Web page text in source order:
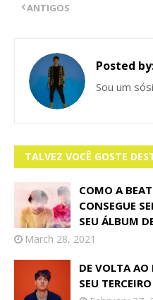
ANTIGOS
Posted
Sou um
TALVEZ VOCÊ GOSTE
COMO A
CONSEGUE
SEU ÁLBUM
March 28, 2021
DE VOLTA AO
SEU